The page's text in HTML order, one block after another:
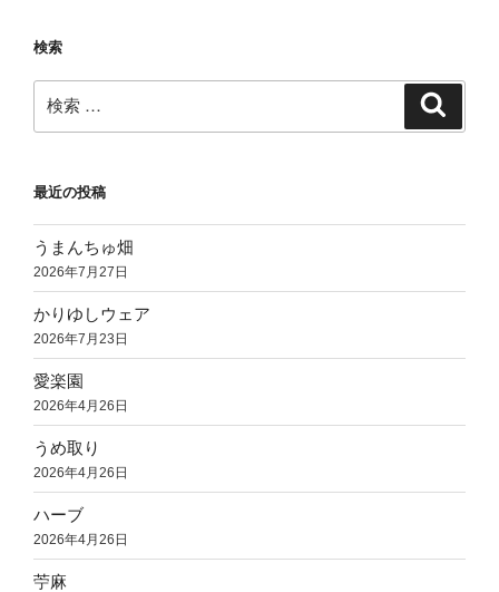
ン
検索
検
索:
最近の投稿
うまんちゅ畑
2026年7月27日
かりゆしウェア
2026年7月23日
愛楽園
2026年4月26日
うめ取り
2026年4月26日
ハーブ
2026年4月26日
苧麻